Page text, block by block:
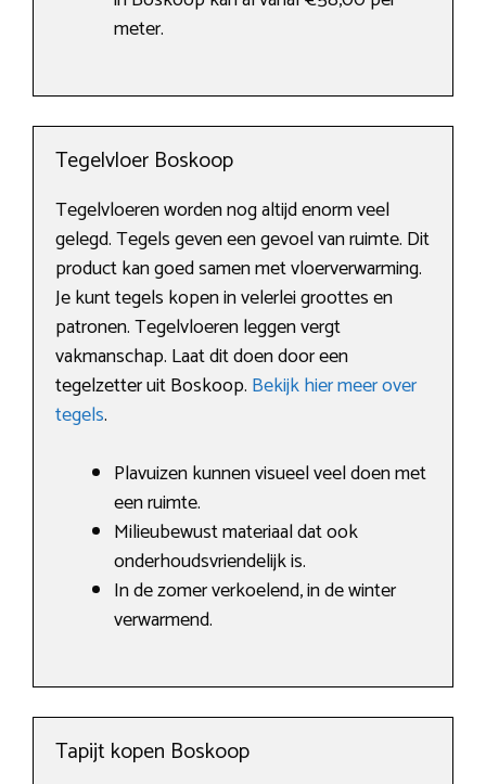
meter.
Tegelvloer Boskoop
Tegelvloeren worden nog altijd enorm veel
gelegd. Tegels geven een gevoel van ruimte. Dit
product kan goed samen met vloerverwarming.
Je kunt tegels kopen in velerlei groottes en
patronen. Tegelvloeren leggen vergt
vakmanschap. Laat dit doen door een
tegelzetter uit Boskoop. Bekijk hier meer over
tegels.
Plavuizen kunnen visueel veel doen met
een ruimte.
Milieubewust materiaal dat ook
onderhoudsvriendelijk is.
In de zomer verkoelend, in de winter
verwarmend.
Tapijt kopen Boskoop